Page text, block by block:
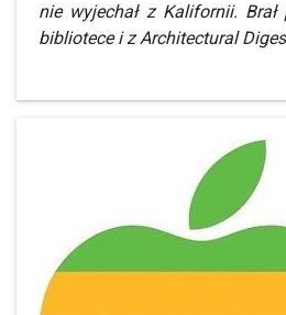
nie wyjechał z Kalifornii.
bibliotece i z Architectural